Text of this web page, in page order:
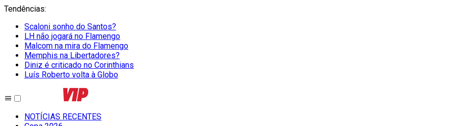
Tendências:
Scaloni sonho do Santos?
LH não jogará no Flamengo
Malcom na mira do Flamengo
Memphis na Libertadores?
Diniz é criticado no Corinthians
Luís Roberto volta à Globo
NOTÍCIAS RECENTES